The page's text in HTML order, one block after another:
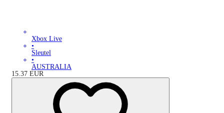
Xbox Live
•
Sleutel
•
AUSTRALIA
15.37 EUR